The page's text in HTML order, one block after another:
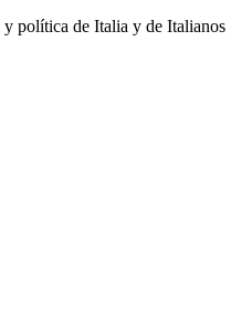
política de Italia y de Italianos